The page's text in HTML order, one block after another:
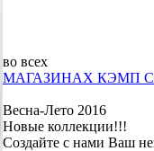
во всех
МАГАЗИНАХ КЭМП
Весна-Лето 2016
Новые коллекции!!!
Создайте с нами Ваш